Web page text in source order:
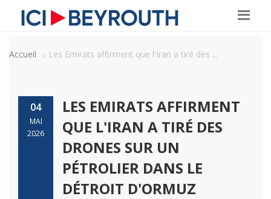
Accueil Les Emirats affirment que l'Iran a tiré des ...
04
MAI
2026
LES EMIRATS AFFIRMENT
QUE L'IRAN A TIRÉ DES
DRONES SUR UN
PÉTROLIER DANS LE
DÉTROIT D'ORMUZ